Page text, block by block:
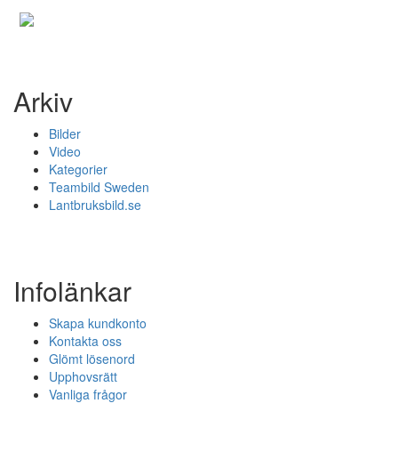
Arkiv
Bilder
Video
Kategorier
Teambild Sweden
Lantbruksbild.se
Infolänkar
Skapa kundkonto
Kontakta oss
Glömt lösenord
Upphovsrätt
Vanliga frågor